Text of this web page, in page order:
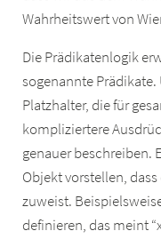
Wahrheitswert von
Die Prädikatenlogik
sogenannte
Platzhalter, die für
kompliziertere
genauer beschreiben.
Objekt vorstellen,
zuweist.
definieren, das meint